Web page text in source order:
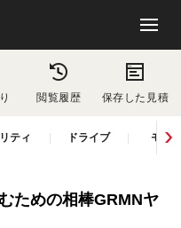
閲覧履歴 保存した見積
ティ ドライブ モー
ための相棒GRMNヤ